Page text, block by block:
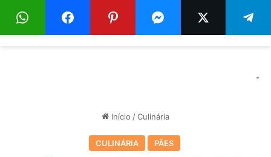
Menu
-
Início /Culinária
CULINÁRIA PÃES